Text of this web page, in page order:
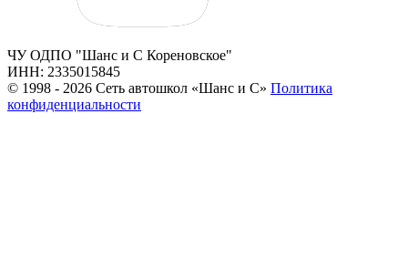
ЧУ ОДПО "Шанс и С Кореновское"
ИНН: 2335015845
© 1998 - 2026 Сеть автошкол «Шанс и С» Политика
конфиденциальности